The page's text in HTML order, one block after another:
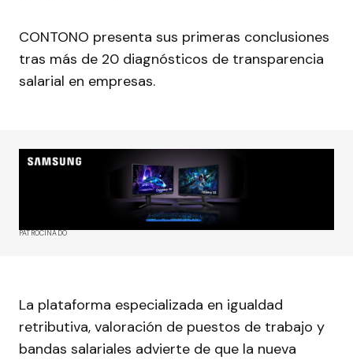
CONTONO presenta sus primeras conclusiones
tras más de 20 diagnósticos de transparencia
salarial en empresas.
PATROCINADO
La plataforma especializada en igualdad
retributiva, valoración de puestos de trabajo y
bandas salariales advierte de que la nueva